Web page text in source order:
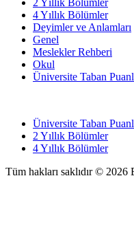
2 Yıllık Bölümler
4 Yıllık Bölümler
Deyimler ve Anlamları
Genel
Meslekler Rehberi
Okul
Üniversite Taban
Üniversite Taban
2 Yıllık Bölümler
4 Yıllık Bölümler
Tüm hakları saklıdır © 2026